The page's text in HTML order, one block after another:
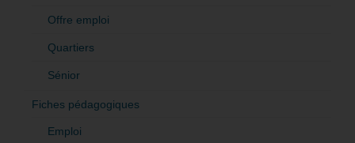
Offre emploi
Quartiers
Sénior
Fiches pédagogiques
Emploi